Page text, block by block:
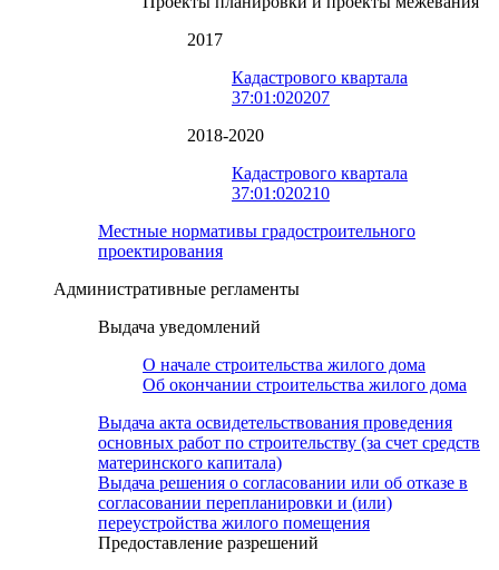
2017
Кадастрового квартала
37:01:020207
2018-2020
Кадастрового квартала
37:01:020210
Местные нормативы градостроительного
проектирования
Административные регламенты
Выдача уведомлений
О начале строительства жилого дома
Об окончании строительства жилого дома
Выдача акта освидетельствования проведения
основных работ по строительству (за счет средств
материнского капитала)
Выдача решения о согласовании или об отказе в
согласовании перепланировки и (или)
переустройства жилого помещения
Предоставление разрешений